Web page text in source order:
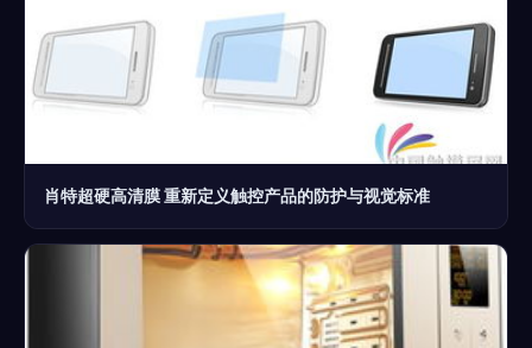
肖特超硬高清膜 重新定义触控产品的防护与视觉标准